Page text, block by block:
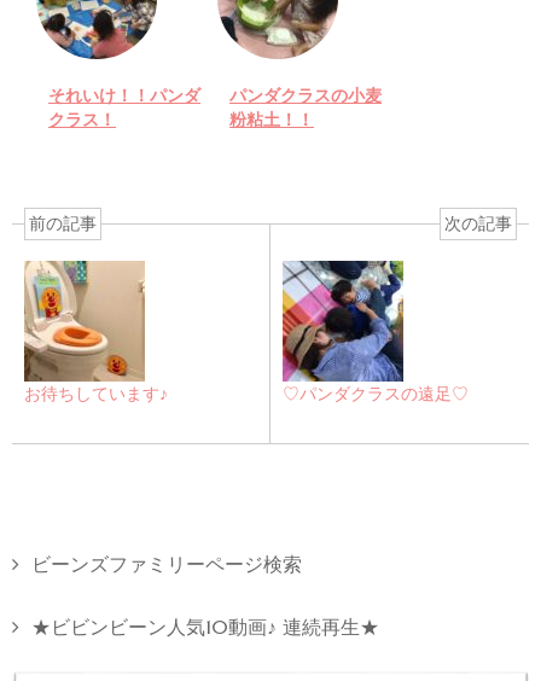
それいけ！！パンダ
クラス！
パンダクラスの小麦
粉粘土！！
前の記事
お待ちしています♪
次の記事
♡パンダクラスの遠足♡
ビーンズファミリーページ検索
★ビビンビーン人気10動画♪ 連続再生★